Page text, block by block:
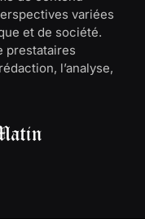
variées
et de société.
prestataires
l’analyse,